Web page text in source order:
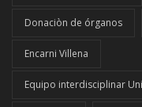
Donaciòn de órganos
Encarni Villena
Equipo interdisciplinar